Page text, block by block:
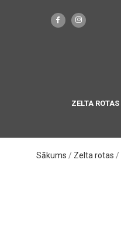
ZELTA ROTAS
Sākums Zelta rotas